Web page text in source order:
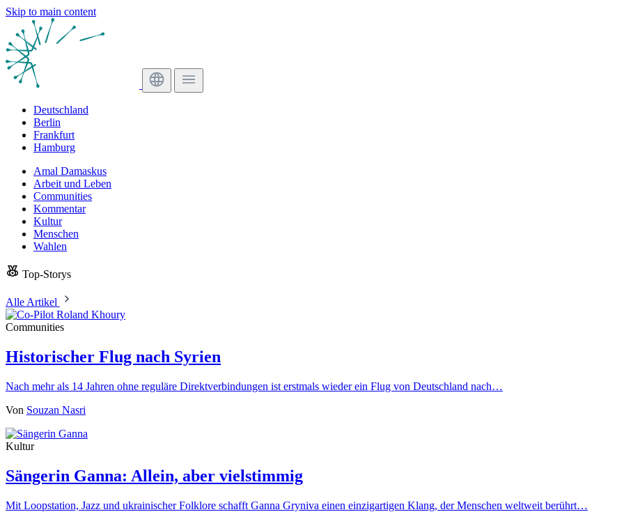
Skip to main content
Deutschland
Berlin
Frankfurt
Hamburg
Amal Damaskus
Arbeit und Leben
Communities
Kommentar
Kultur
Menschen
Wahlen
Top-Storys
Alle Artikel
Communities
Historischer Flug nach Syrien
Nach mehr als 14 Jahren ohne reguläre Direktverbindungen ist erstmals wieder ein Flug von Deutschland nach…
Von Souzan Nasri
Kultur
Sängerin Ganna: Allein, aber vielstimmig
Mit Loopstation, Jazz und ukrainischer Folklore schafft Ganna Gryniva einen einzigartigen Klang, der Menschen weltweit berührt…